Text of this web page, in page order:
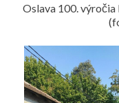
Oslava 100.